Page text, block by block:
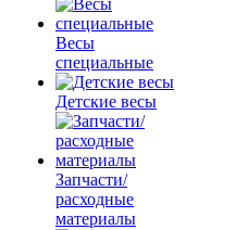
Весы
специальные
Детские весы
Запчасти/
расходные
материалы